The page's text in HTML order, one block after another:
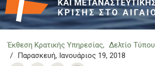
Έκθεση Κρατικής Υπηρεσίας
Δελτίο Τύπου
Παρασκευή, Ιανουάριος 19, 2018